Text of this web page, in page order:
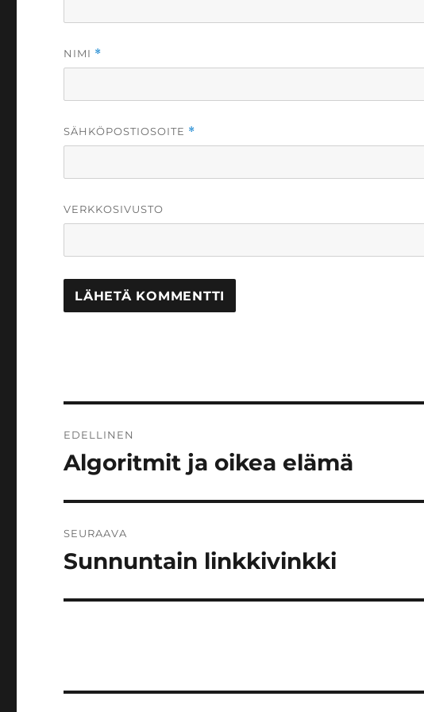
NIMI *
SÄHKÖPOSTIOSOITE *
VERKKOSIVUSTO
selaus
EDELLINEN
Edellinen
Algoritmit ja oikea elämä
SEURAAVA
Seuraava
Sunnuntain linkkivinkki